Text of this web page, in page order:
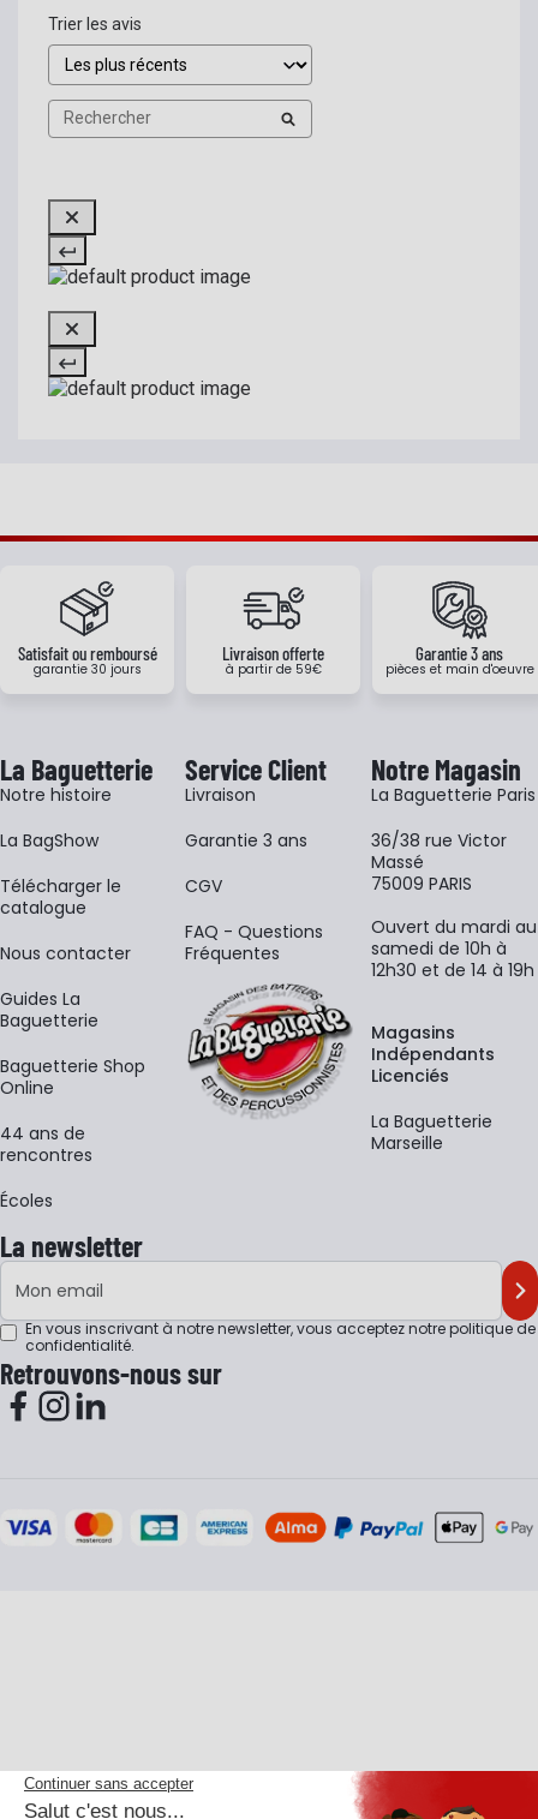
Trier les avis
Satisfait ou remboursé
garantie 30 jours
Livraison offerte
à partir de 59€
Garantie 3 ans
pièces et main d'oeuvre
La Baguetterie
Notre histoire
La BagShow
​Télécharger le
catalogue
Nous contacter
Guides La
Baguetterie
Baguetterie Shop
Online
44 ans de
rencontres
Écoles
Service Client
Livraison
Garantie 3 ans
CGV
FAQ - Questions
Fréquentes
Notre Magasin
La Baguetterie Paris
36/38 rue Victor
Massé
75009 PARIS
Ouvert du mardi au
samedi de 10h à
12h30 et de 14 à 19h
Magasins
Indépendants
Licenciés
La Baguetterie
Marseille
La newsletter
Adresse e-mail
En vous inscrivant à notre newsletter, vous acceptez notrepolitique de
confidentialité.
Retrouvons-nous sur